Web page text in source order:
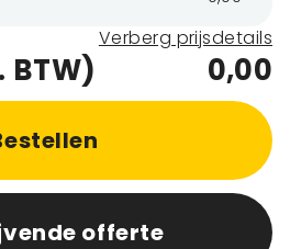
Verberg prijsdetails
0,00
offerte